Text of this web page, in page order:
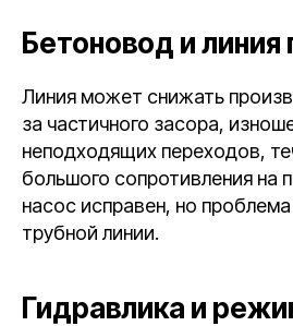
Бетоновод и линия
Линия может снижать
за частичного засора,
неподходящих переходов,
большого сопротивления на
насос исправен, но
трубной линии.
Гидравлика и